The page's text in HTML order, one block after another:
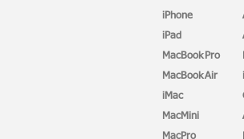
iPhone
iPad
MacBook Pro
MacBook Air
iMac
MacMini